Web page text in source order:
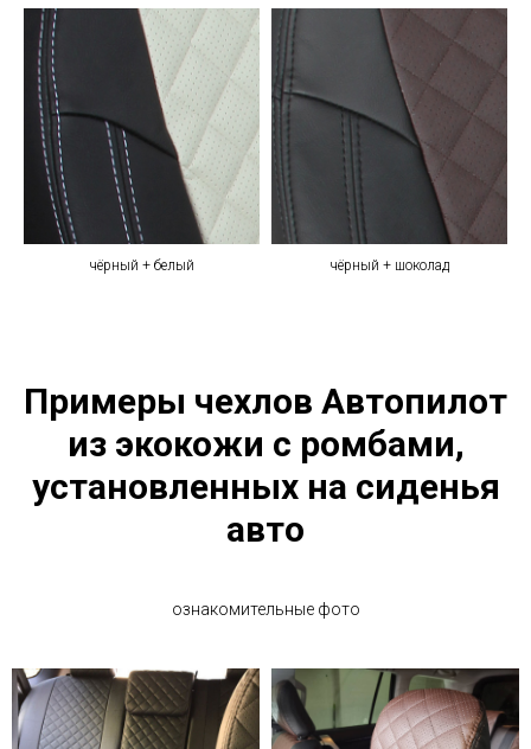
чёрный + белый чёрный + шоколад
Примеры чехлов Автопилот
из экокожи с ромбами,
установленных на сиденья
авто
ознакомительные фото